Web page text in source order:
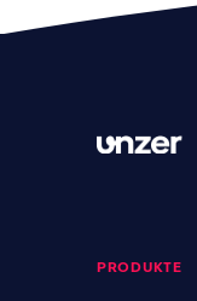
PRODUKTE